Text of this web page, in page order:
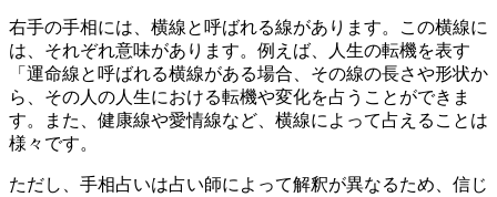
右手の手相には、横線と呼ばれる線があります。この横線に
は、それぞれ意味があります。例えば、人生の転機を表す
「運命線と呼ばれる横線がある場合、その線の長さや形状か
ら、その人の人生における転機や変化を占うことができま
す。また、健康線や愛情線など、横線によって占えることは
様々です。
ただし、手相占いは占い師によって解釈が異なるため、信じ